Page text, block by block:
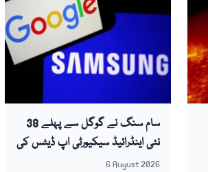
سام سنگ نے گوگل سے پہلے 38
نئی اینڈرائیڈ سیکیورٹی اپ ڈیٹس کی
تصدیق کر دی
6 August 2026